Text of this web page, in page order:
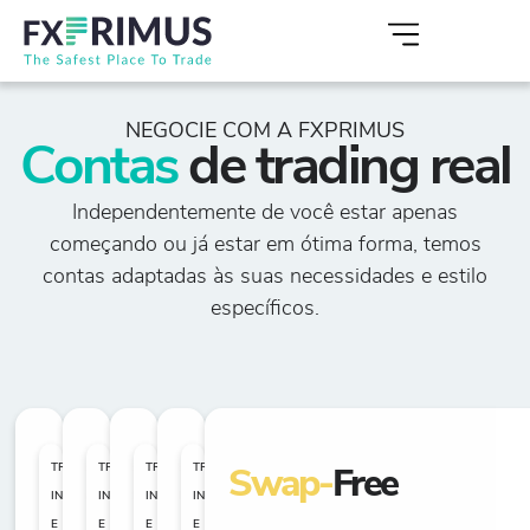
NEGOCIE COM A FXPRIMUS
Contasde trading real
Independentemente de você estar apenas
começando ou já estar em ótima forma, temos
contas adaptadas às suas necessidades e estilo
específicos.
TRADERS
INICIANTES
E
TRADERS
INTERMEDIÁRIOS
E
TRADERS
INTERMEDIÁRIOS
E
TRADERS
INTERMEDIÁRIOS
E
Swap-Free